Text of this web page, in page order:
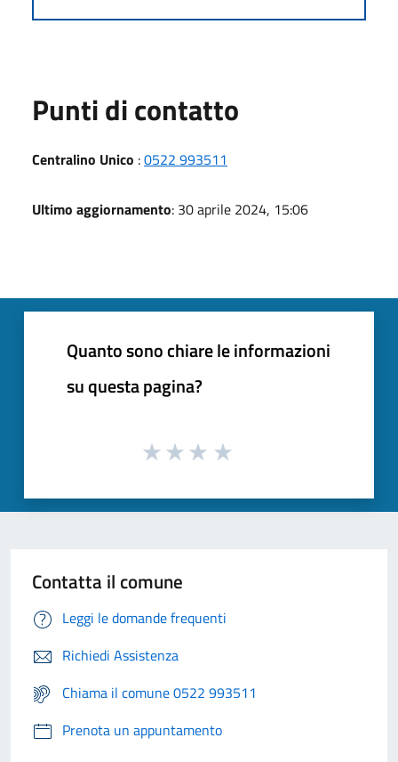
Punti di contatto
Centralino Unico :0522 993511
Ultimo aggiornamento: 30 aprile 2024, 15:06
Quanto sono chiare le informazioni
su questa pagina?
Contatta il comune
Leggi le domande frequenti
Richiedi Assistenza
Chiama il comune 0522 993511
Prenota un appuntamento